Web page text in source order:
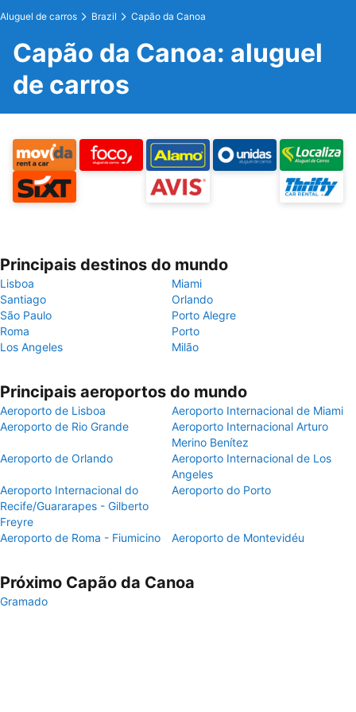
Aluguel de carros Brazil Capão da Canoa
Capão da Canoa: aluguel
de carros
Principais destinos do mundo
Lisboa
Miami
Santiago
Orlando
São Paulo
Porto Alegre
Roma
Porto
Los Angeles
Milão
Principais aeroportos do mundo
Aeroporto de Lisboa
Aeroporto Internacional de Miami
Aeroporto de Rio Grande
Aeroporto Internacional Arturo
Merino Benítez
Aeroporto de Orlando
Aeroporto Internacional de Los
Angeles
Aeroporto Internacional do
Recife/Guararapes - Gilberto
Freyre
Aeroporto do Porto
Aeroporto de Roma - Fiumicino Aeroporto de Montevidéu
Próximo Capão da Canoa
Gramado